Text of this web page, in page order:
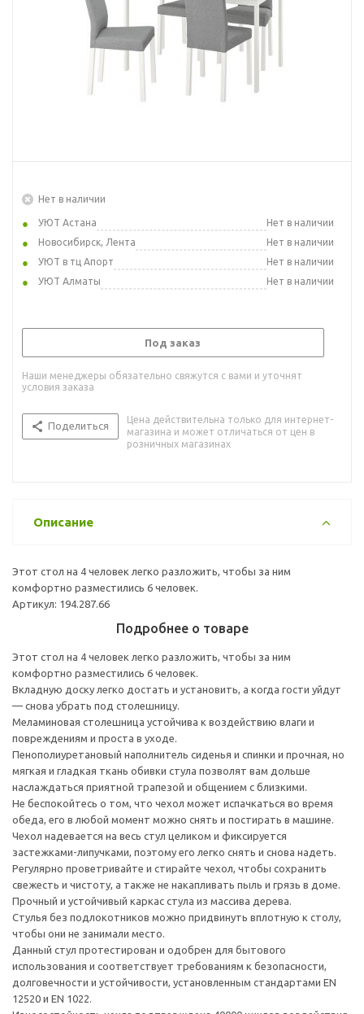
Нет в наличии
УЮТ Астана
Нет в наличии
Новосибирск, Лента
Нет в наличии
УЮТ в тц Апорт
Нет в наличии
УЮТ Алматы
Нет в наличии
Под заказ
Наши менеджеры обязательно свяжутся с вами и уточнят
условия заказа
Поделиться
Цена действительна только для интернет-
магазина и может отличаться от цен в
розничных магазинах
Описание
Этот стол на 4 человек легко разложить, чтобы за ним
комфортно разместились 6 человек.
Артикул: 194.287.66
Подробнее о товаре
Этот стол на 4 человек легко разложить, чтобы за ним
комфортно разместились 6 человек.
Вкладную доску легко достать и установить, а когда гости уйдут
— снова убрать под столешницу.
Меламиновая столешница устойчива к воздействию влаги и
повреждениям и проста в уходе.
Пенополиуретановый наполнитель сиденья и спинки и прочная, но
мягкая и гладкая ткань обивки стула позволят вам дольше
наслаждаться приятной трапезой и общением с близкими.
Не беспокойтесь о том, что чехол может испачкаться во время
обеда, его в любой момент можно снять и постирать в машине.
Чехол надевается на весь стул целиком и фиксируется
застежками-липучками, поэтому его легко снять и снова надеть.
Регулярно проветривайте и стирайте чехол, чтобы сохранить
свежесть и чистоту, а также не накапливать пыль и грязь в доме.
Прочный и устойчивый каркас стула из массива дерева.
Стулья без подлокотников можно придвинуть вплотную к столу,
чтобы они не занимали место.
Данный стул протестирован и одобрен для бытового
использования и соответствует требованиям к безопасности,
долговечности и устойчивости, установленным стандартами EN
12520 и EN 1022.